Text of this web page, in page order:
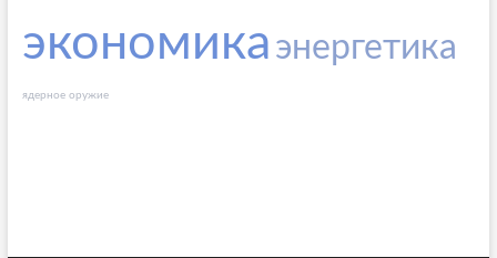
экономика энергетика
ядерное оружие